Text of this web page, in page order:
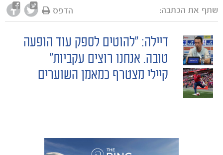
משחקים
ותוצאות
שתף את הכתבה: הדפס
POST
NAVIGATION
דיילה: "להוטים לספק עוד הופעה
טובה. אנחנו רוצים עקביות"
קיילי מצטרף כמאמן השוערים